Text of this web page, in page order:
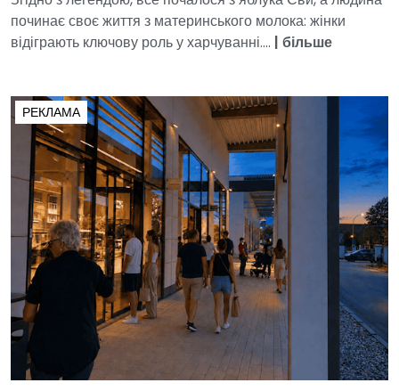
починає своє життя з материнського молока: жінки
відіграють ключову роль у харчуванні.... | більше
РЕКЛАМА